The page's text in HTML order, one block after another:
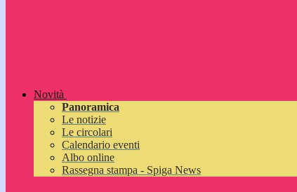
Novità
Panoramica
Le notizie
Le circolari
Calendario eventi
Albo online
Rassegna stampa - Spiga News